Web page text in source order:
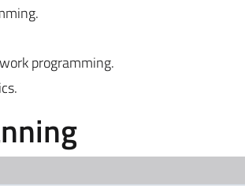
programming.